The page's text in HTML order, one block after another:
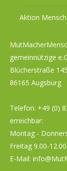
Aktion Mensch
gemeinnützige
Blücherstraße 145
86165 Augsburg
Telefon: +49 (0)
erreichbar:
Montag -
Freitag 9.00-
E-Mail: